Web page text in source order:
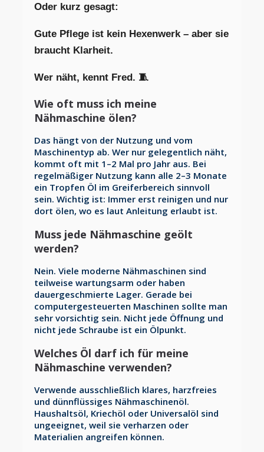
Oder kurz gesagt:
Gute Pflege ist kein Hexenwerk – aber sie
braucht Klarheit.
Wer näht, kennt Fred. 🧵
Wie oft muss ich meine
Nähmaschine ölen?
Das hängt von der Nutzung und vom
Maschinentyp ab. Wer nur gelegentlich näht,
kommt oft mit 1–2 Mal pro Jahr aus. Bei
regelmäßiger Nutzung kann alle 2–3 Monate
ein Tropfen Öl im Greiferbereich sinnvoll
sein. Wichtig ist: Immer erst reinigen und nur
dort ölen, wo es laut Anleitung erlaubt ist.
Muss jede Nähmaschine geölt
werden?
Nein. Viele moderne Nähmaschinen sind
teilweise wartungsarm oder haben
dauergeschmierte Lager. Gerade bei
computergesteuerten Maschinen sollte man
sehr vorsichtig sein. Nicht jede Öffnung und
nicht jede Schraube ist ein Ölpunkt.
Welches Öl darf ich für meine
Nähmaschine verwenden?
Verwende ausschließlich klares, harzfreies
und dünnflüssiges Nähmaschinenöl.
Haushaltsöl, Kriechöl oder Universalöl sind
ungeeignet, weil sie verharzen oder
Materialien angreifen können.